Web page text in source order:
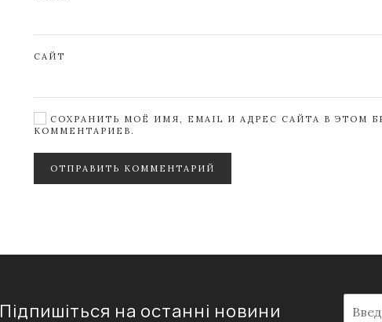
САЙТ
СОХРАНИТЬ МОЁ ИМЯ, EMAIL И АДРЕС САЙТА В ЭТОМ
КОММЕНТАРИЕВ.
ОТПРАВИТЬ КОММЕНТАРИЙ
Підпишіться на останні новини
m